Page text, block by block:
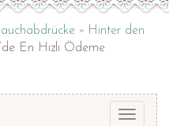
Hinter den
En Hızlı Ödeme
Toggle